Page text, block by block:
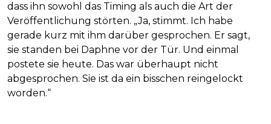
dass ihn sowohl das Timing als auch die Art der
Veröffentlichung störten. „Ja, stimmt. Ich habe
gerade kurz mit ihm darüber gesprochen. Er sagt,
sie standen bei Daphne vor der Tür. Und einmal
postete sie heute. Das war überhaupt nicht
abgesprochen. Sie ist da ein bisschen reingelockt
worden.“